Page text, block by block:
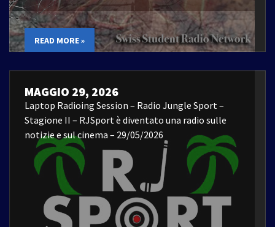
READ MORE »
MAGGIO 29, 2026
Laptop Radioing Session – Radio Jungle Sport –
Stagione II – RJSport è diventato una radio sulle
notizie e sul cinema – 29/05/2026